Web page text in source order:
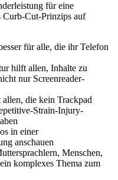
für eine
Curb-Cut-Prinzips auf
für alle, die ihr Telefon
hilft allen, Inhalte zu
nur Screenreader-
die kein Trackpad
Strain-Injury-
in einer
anschauen
Menschen,
komplexes Thema zum